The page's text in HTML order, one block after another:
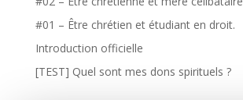
#01 – Être chrétien et étudiant en droit.
Introduction officielle
[TEST] Quel sont mes dons spirituels ?